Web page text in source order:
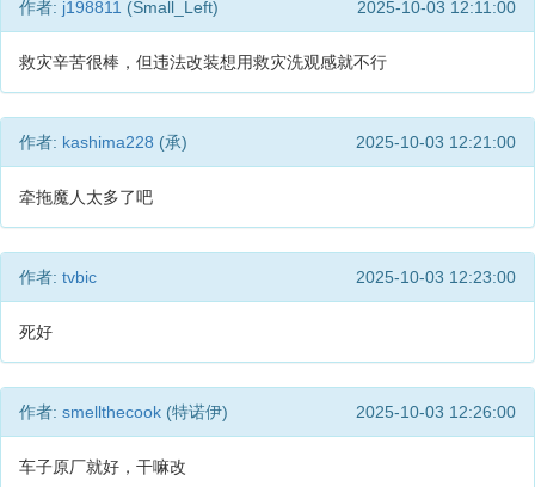
作者: j198811 (Small_Left) 2025-10-03 12:11:00
救灾辛苦很棒，但违法改装想用救灾洗观感就不行
作者: kashima228 (承) 2025-10-03 12:21:00
牵拖魔人太多了吧
作者: tvbic 2025-10-03 12:23:00
死好
作者: smellthecook (特诺伊) 2025-10-03 12:26:00
车子原厂就好，干嘛改